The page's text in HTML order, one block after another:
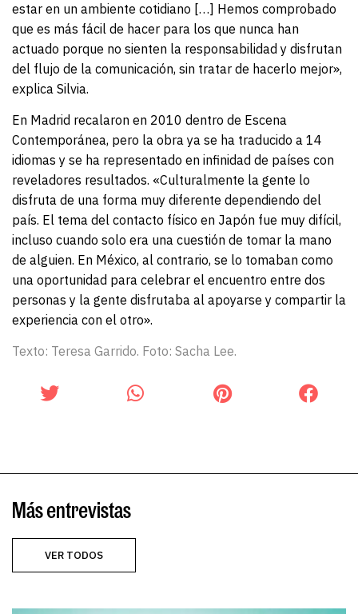
estar en un ambiente cotidiano […] Hemos comprobado
que es más fácil de hacer para los que nunca han
actuado porque no sienten la responsabilidad y disfrutan
del flujo de la comunicación, sin tratar de hacerlo mejor»,
explica Silvia.
En Madrid recalaron en 2010 dentro de Escena
Contemporánea, pero la obra ya se ha traducido a 14
idiomas y se ha representado en infinidad de países con
reveladores resultados. «Culturalmente la gente lo
disfruta de una forma muy diferente dependiendo del
país. El tema del contacto físico en Japón fue muy difícil,
incluso cuando solo era una cuestión de tomar la mano
de alguien. En México, al contrario, se lo tomaban como
una oportunidad para celebrar el encuentro entre dos
personas y la gente disfrutaba al apoyarse y compartir la
experiencia con el otro».
Texto: Teresa Garrido. Foto: Sacha Lee.
Más entrevistas
VER TODOS